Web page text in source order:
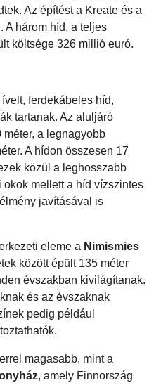
Az építést a Kreate és a
A három híd, a teljes
költsége 326 millió euró.
ferdekábeles híd,
tartanak. Az aluljáró
a legnagyobb
A hídon összesen 17
közül a leghosszabb
okok mellett a híd vízszintes
javításával is
eleme a Nimismies
között épült 135 méter
évszakban kivilágítanak.
és az évszaknak
pedig például
magasabb, mint a
, amely Finnország